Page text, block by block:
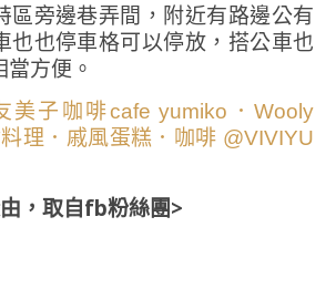
區旁邊巷弄間，附近有路邊公有
也也停車格可以停放，搭公車也
方便。
，取自fb粉絲團>